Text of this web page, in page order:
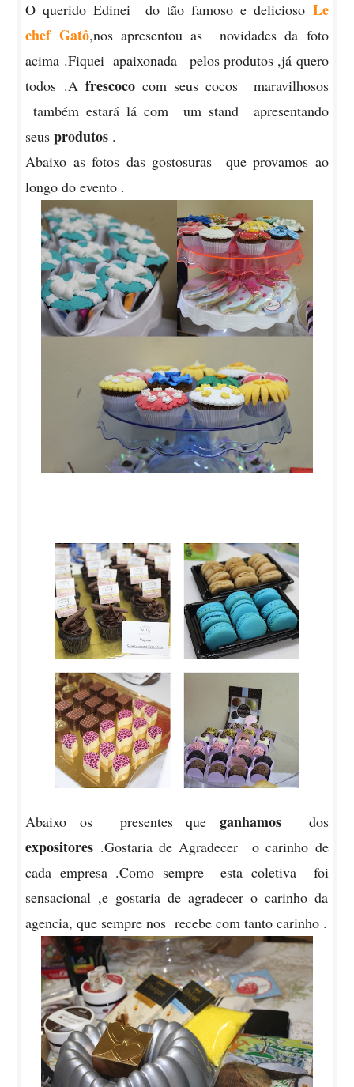
O querido Edinei do tão famoso e delicioso Le
chef Gatô,nos apresentou as novidades da foto
acima .Fiquei apaixonada pelos produtos ,já quero
todos .A frescococom seus cocos maravilhosos
também estará lá com um stand apresentando
seus produtos .
Abaixo as fotos das gostosuras que provamos ao
longo do evento .
Abaixo os presentes queganhamos dos
expositores .Gostaria de Agradecer o carinho de
cada empresa .Como sempre esta coletiva foi
sensacional ,e gostaria de agradecer o carinho da
agencia, que sempre nos recebe com tanto carinho .